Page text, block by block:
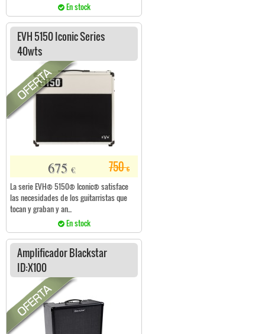
En stock
EVH 5150 Iconic Series
40wts
750€
675 €
La serie EVH® 5150® Iconic® satisface
las necesidades de los guitarristas que
tocan y graban y an...
En stock
Amplificador Blackstar
ID:X100